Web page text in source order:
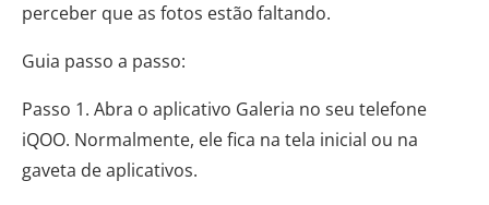
perceber que as fotos estão faltando.
Guia passo a passo:
Passo 1. Abra o aplicativo Galeria no seu telefone
iQOO. Normalmente, ele fica na tela inicial ou na
gaveta de aplicativos.